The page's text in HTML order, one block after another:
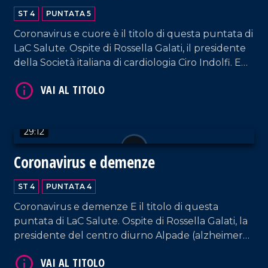
ST 4 PUNTATA 5
Coronavirus e cuore è il titolo di questa puntata di
LaC Salute. Ospite di Rossella Galati, il presidente
della Società italiana di cardiologia Ciro Indolfi. E
spiegarlo è il presidente della Società italiana
direttore delloncologia medica del Grande
Ospedale Metropolitano di Reggio Calabria
Pierpaolo Correale.
29:12
Coronavirus e demenze
ST 4 PUNTATA 4
Coronavirus e demenze E il titolo di questa
puntata di LaC Salute. Ospite di Rossella Galati, la
presidente del centro diurno Alpade (alzheimer
Sodano. Spazio anche alla testimonianza di